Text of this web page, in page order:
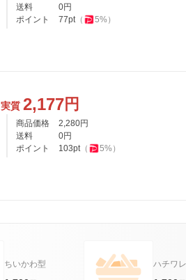
送料
0円
ポイント
77pt（ 5%）
実質 2,177円
商品価格 2,280円
送料
0円
ポイント
103pt（ 5%）
ちいかわ型 ハチワ